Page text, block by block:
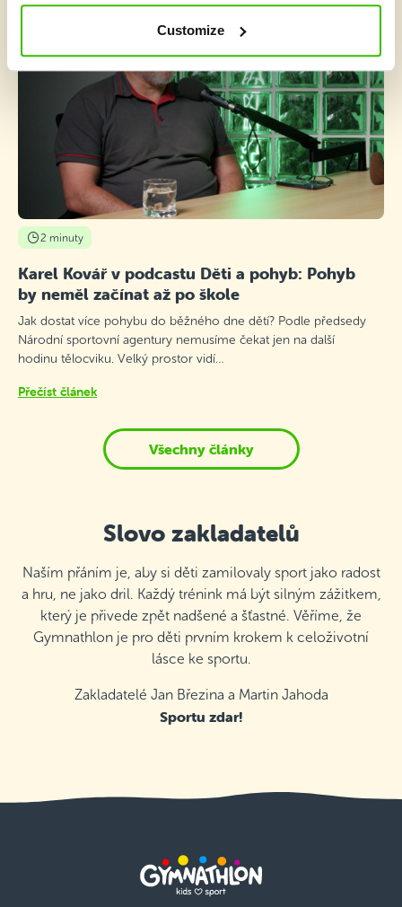
Customize
2 minuty
Karel Kovář v podcastu Děti a pohyb: Pohyb
by neměl začínat až po škole
Jak dostat více pohybu do běžného dne dětí? Podle předsedy
Národní sportovní agentury nemusíme čekat jen na další
hodinu tělocviku. Velký prostor vidí…
Přečíst článek
Všechny články
Slovo zakladatelů
Naším přáním je, aby si děti zamilovaly sport jako radost
a hru, ne jako dril. Každý trénink má být silným zážitkem,
který je přivede zpět nadšené a šťastné. Věříme, že
Gymnathlon je pro děti prvním krokem k celoživotní
lásce ke sportu.
Zakladatelé Jan Březina a Martin Jahoda
Sportu zdar!